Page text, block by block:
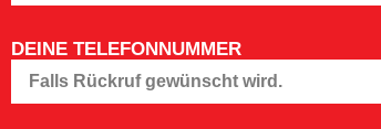
DEINE TELEFONNUMMER